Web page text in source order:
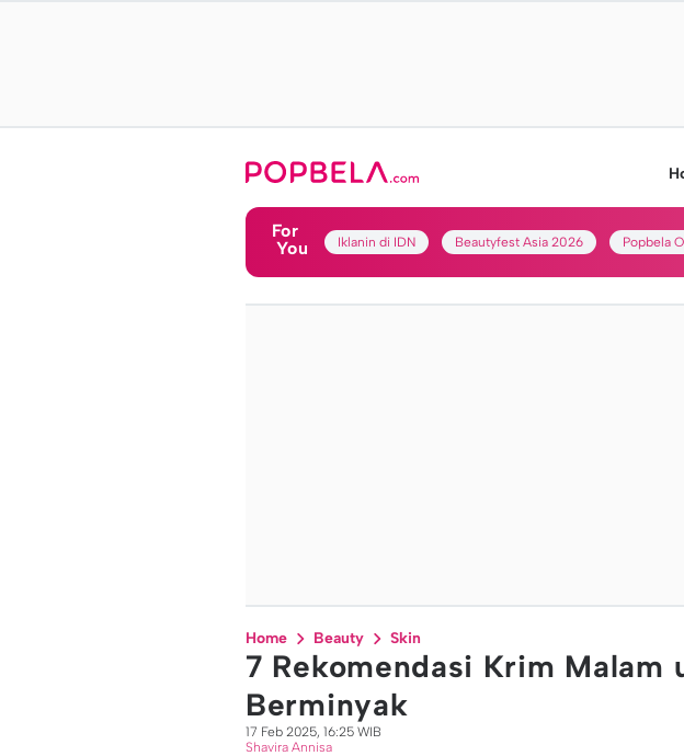
For
You
Iklanin di IDN Beautyfest Asia 2026 Popbela
Home Beauty Skin
7 Rekomendasi Krim Malam
Berminyak
17 Feb 2025, 16:25 WIB
Shavira Annisa